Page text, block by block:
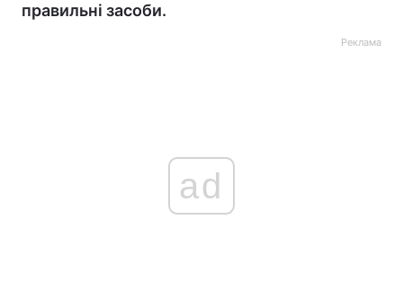
правильні засоби.
Реклама
ad